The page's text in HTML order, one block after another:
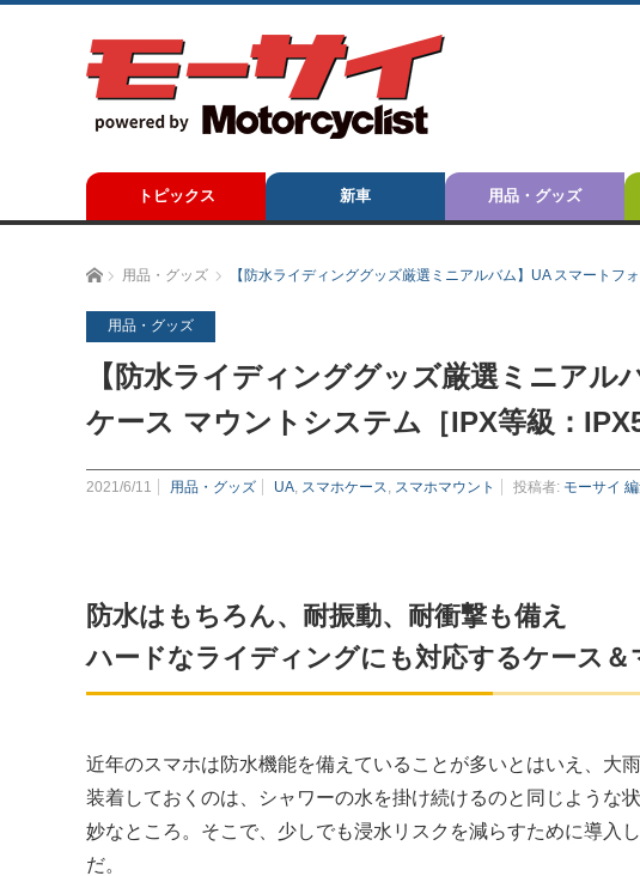
トピックス 新車 用品・グッズ
ホーム用品・グッズ 【防水ライディンググッズ厳選ミニアルバム】UA スマートフ
用品・グッズ
【防水ライディンググッズ厳選ミニア
ケース マウントシステム［IPX等級：IPX5
2021/6/11 用品・グッズ UA スマホケース スマホマウント 投稿者: モーサイ
防水はもちろん、耐振動、耐衝撃も備え
ハードなライディングにも対応するケース＆
近年のスマホは防水機能を備えていることが多いとはいえ、大
装着しておくのは、シャワーの水を掛け続けるのと同じよう
妙なところ。そこで、少しでも浸水リスクを減らすために導入
だ。